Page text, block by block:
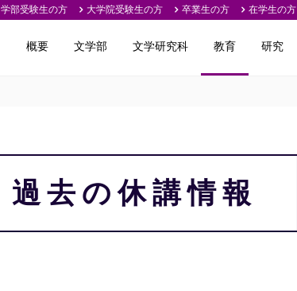
学部受験生の方 大学院受験生の方 卒業生の方 在学生の方
概要 文学部 文学研究科 教育 研究
過去の休講情報